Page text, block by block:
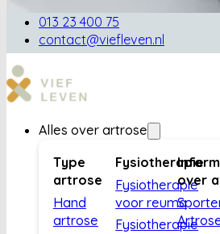
013 23 400 75
contact@viefleven.nl
Alles over artrose
Type
artrose
Hand
artrose
Fysiotherapie
Fysiotherapie
voor reuma
Fysiotherapie
over